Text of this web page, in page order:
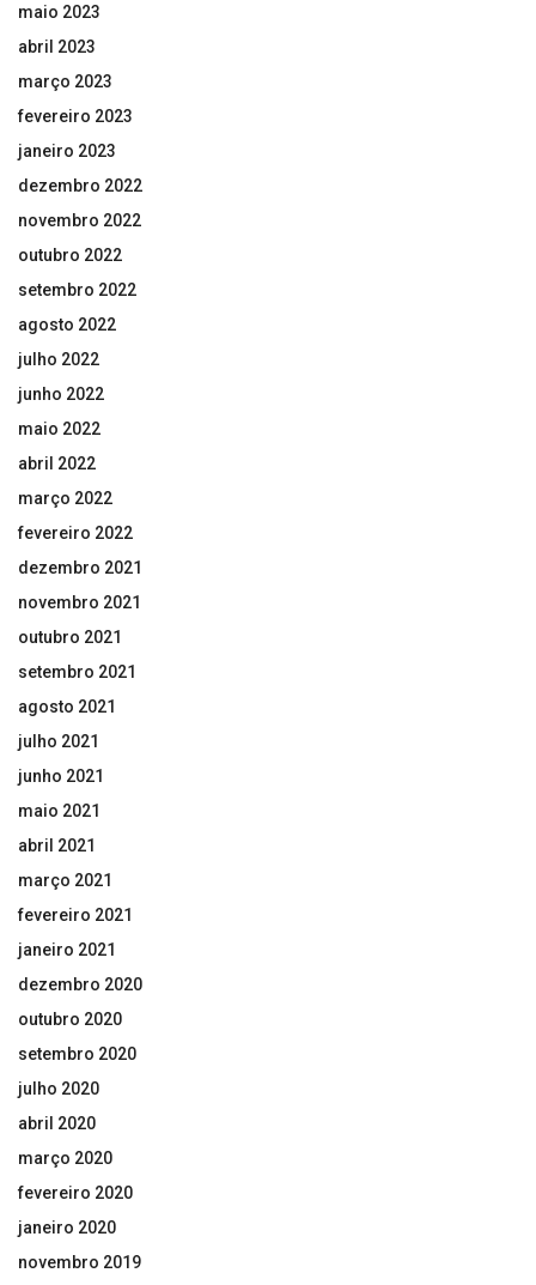
maio 2023
abril 2023
março 2023
fevereiro 2023
janeiro 2023
dezembro 2022
novembro 2022
outubro 2022
setembro 2022
agosto 2022
julho 2022
junho 2022
maio 2022
abril 2022
março 2022
fevereiro 2022
dezembro 2021
novembro 2021
outubro 2021
setembro 2021
agosto 2021
julho 2021
junho 2021
maio 2021
abril 2021
março 2021
fevereiro 2021
janeiro 2021
dezembro 2020
outubro 2020
setembro 2020
julho 2020
abril 2020
março 2020
fevereiro 2020
janeiro 2020
novembro 2019